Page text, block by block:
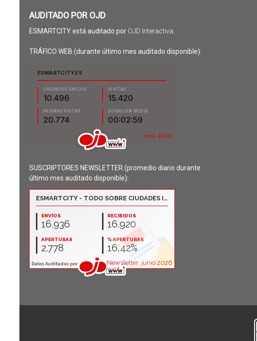
AUDITADO POR OJD
ESMARTCITY está auditado por OJD Interactiva
TRÁFICO WEB (durante último mes auditado disponible):
SUSCRIPTORES NEWSLETTER (promedio diario durante
último mes auditado disponible):